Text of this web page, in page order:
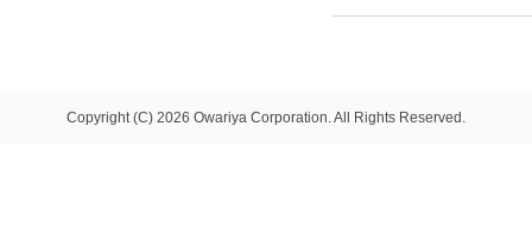
Copyright (C) 2026 Owariya Corporation. All Rights Reserved.